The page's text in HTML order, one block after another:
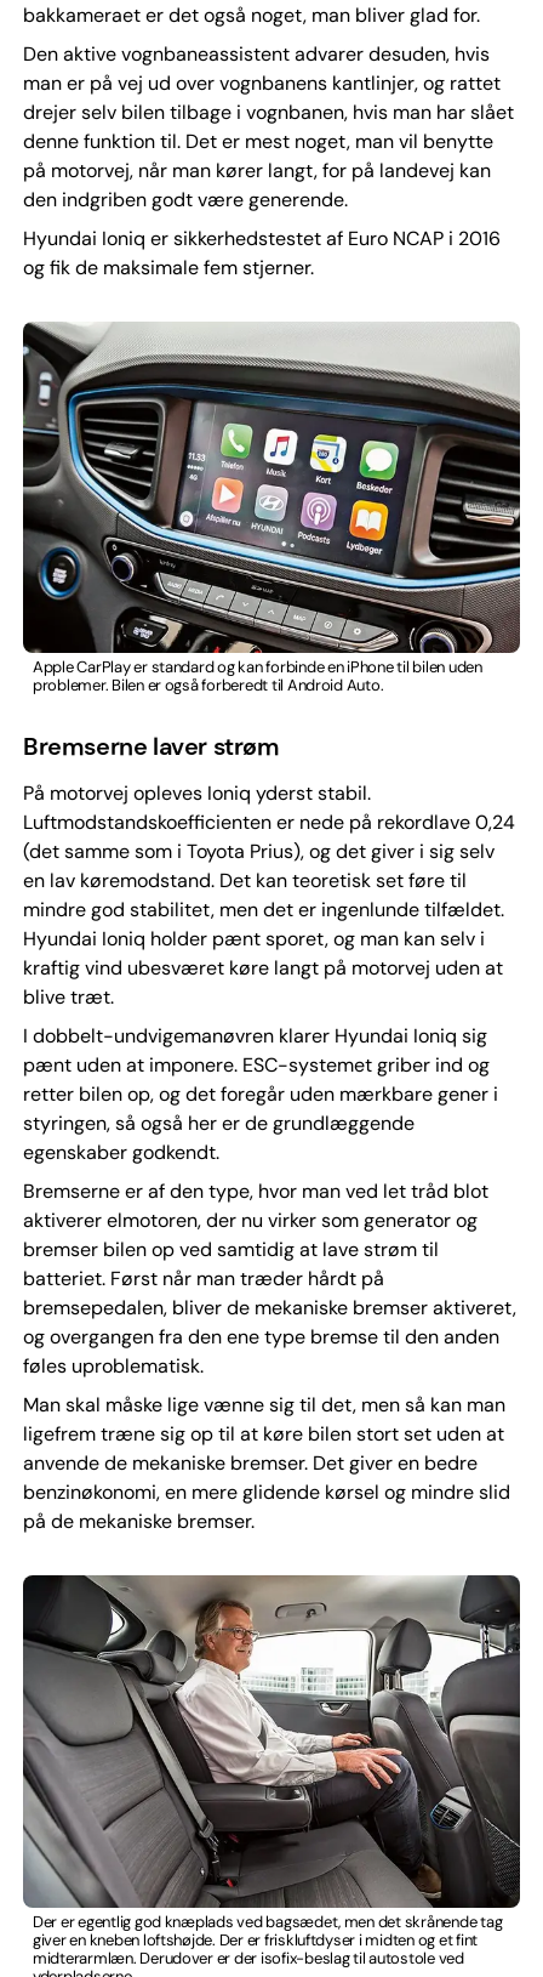
bakkameraet er det også noget, man bliver glad for.
Den aktive vognbaneassistent advarer desuden, hvis
man er på vej ud over vognbanens kantlinjer, og rattet
drejer selv bilen tilbage i vognbanen, hvis man har slået
denne funktion til. Det er mest noget, man vil benytte
på motorvej, når man kører langt, for på landevej kan
den indgriben godt være generende.
Hyundai Ioniq er sikkerhedstestet af Euro NCAP i 2016
og fik de maksimale fem stjerner.
Apple CarPlay er standard og kan forbinde en iPhone til bilen uden
problemer. Bilen er også forberedt til Android Auto.
Bremserne laver strøm
På motorvej opleves Ioniq yderst stabil.
Luftmodstandskoefficienten er nede på rekordlave 0,24
(det samme som i Toyota Prius), og det giver i sig selv
en lav køremodstand. Det kan teoretisk set føre til
mindre god stabilitet, men det er ingenlunde tilfældet.
Hyundai Ioniq holder pænt sporet, og man kan selv i
kraftig vind ubesværet køre langt på motorvej uden at
blive træt.
I dobbelt-undvigemanøvren klarer Hyundai Ioniq sig
pænt uden at imponere. ESC-systemet griber ind og
retter bilen op, og det foregår uden mærkbare gener i
styringen, så også her er de grundlæggende
egenskaber godkendt.
Bremserne er af den type, hvor man ved let tråd blot
aktiverer elmotoren, der nu virker som generator og
bremser bilen op ved samtidig at lave strøm til
batteriet. Først når man træder hårdt på
bremsepedalen, bliver de mekaniske bremser aktiveret,
og overgangen fra den ene type bremse til den anden
føles uproblematisk.
Man skal måske lige vænne sig til det, men så kan man
ligefrem træne sig op til at køre bilen stort set uden at
anvende de mekaniske bremser. Det giver en bedre
benzinøkonomi, en mere glidende kørsel og mindre slid
på de mekaniske bremser.
Der er egentlig god knæplads ved bagsædet, men det skrånende tag
giver en kneben loftshøjde. Der er friskluftdyser i midten og et fint
midterarmlæn. Derudover er der isofix-beslag til autostole ved